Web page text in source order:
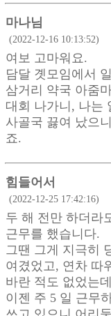
마나님
(2022-12-16 10:13:52)
여보 고마워요.
담달 곗모임에서
삼거리 약국 아줌
대회 나가니, 나는
사골국 끓여 났으
죠.
힘들어서
(2022-12-25 17:42:16)
두 해 전만 하더라
근무를 했습니다.
그땐 그게 지극히
여겼었고, 연차 따
바란 적도 없었는
이젠 주 5 일 근무